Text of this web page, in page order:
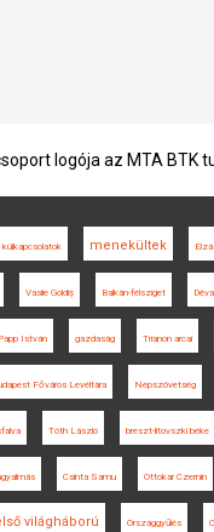
logója az MTA BTK
külkapcsolatok menekültek
Vasile Goldiș Balkán-félsziget Déva
Papp István gazdaság Trianon arcai
Főváros Levéltára Népszövetség
Tóth László breszt-litovszki béke
Csinta Samu Ottokar Czernin
világháború Országgyűlés